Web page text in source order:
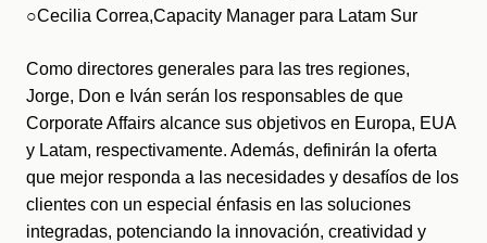
○Cecilia Correa,Capacity Manager para Latam Sur
Como directores generales para las tres regiones,
Jorge, Don e Iván serán los responsables de que
Corporate Affairs alcance sus objetivos en Europa, EUA
y Latam, respectivamente. Además, definirán la oferta
que mejor responda a las necesidades y desafíos de los
clientes con un especial énfasis en las soluciones
integradas, potenciando la innovación, creatividad y